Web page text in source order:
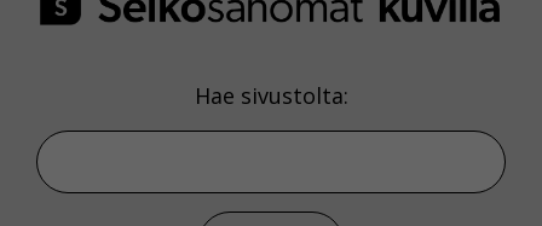
Hae sivustolta: